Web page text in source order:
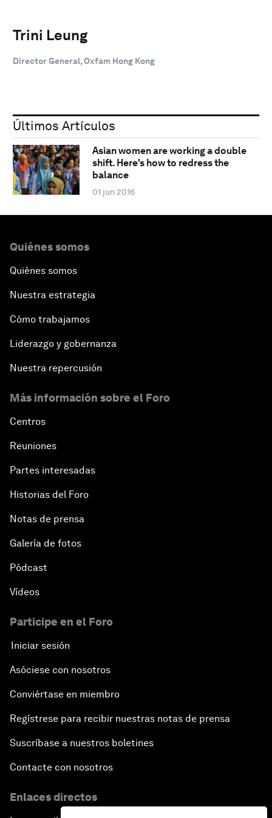
Trini Leung
Director General, Oxfam Hong Kong
Últimos Artículos
Asian women are working a double
shift. Here's how to redress the
balance
01 jun 2016
Quiénes somos
Quiénes somos
Nuestra estrategia
Cómo trabajamos
Liderazgo y gobernanza
Nuestra repercusión
Más información sobre el Foro
Centros
Reuniones
Partes interesadas
Historias del Foro
Notas de prensa
Galería de fotos
Pódcast
Vídeos
Participe en el Foro
Iniciar sesión
Asóciese con nosotros
Conviértase en miembro
Regístrese para recibir nuestras notas de prensa
Suscríbase a nuestros boletines
Contacte con nosotros
Enlaces directos